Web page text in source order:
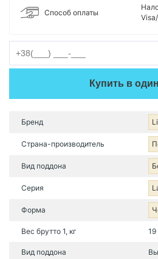
Способ оплаты
Купить в
Бренд
Страна-производитель
Вид поддона
Серия
Форма
Вес брутто 1, кг 19
Вид поддона